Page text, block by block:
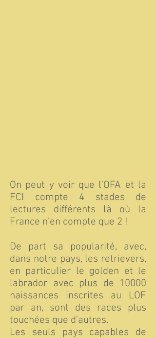
On peut y voir que l'OFA et la
FCI compte 4 stades de
lectures différents là où la
France n'en compte que 2 !
De part sa popularité, avec,
dans notre pays, les retrievers,
en particulier le golden et le
labrador avec plus de 10000
naissances inscrites au LOF
par an, sont des races plus
touchées que d'autres.
Les seuls pays capables de